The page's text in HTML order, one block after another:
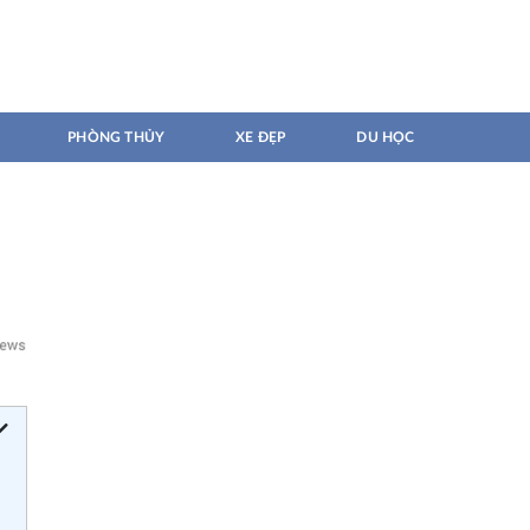
PHÒNG THỦY XE ĐẸP DU HỌC